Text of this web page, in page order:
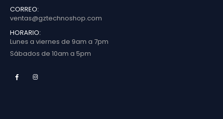
CORREO:
ventas@gztechnoshop.com
HORARIO:
Lunes a viernes de 9am a 7pm
Sábados de 10am a 5pm